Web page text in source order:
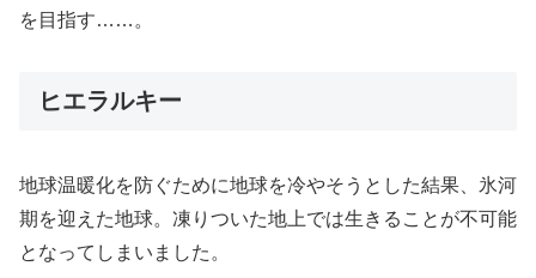
を目指す……。
ヒエラルキー
地球温暖化を防ぐために地球を冷やそうとした結果、氷河
期を迎えた地球。凍りついた地上では生きることが不可能
となってしまいました。